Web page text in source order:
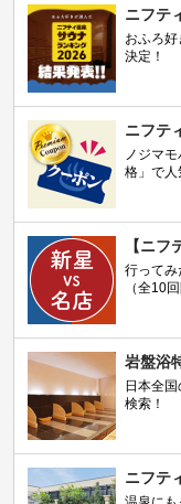
ニフテ
おふろ
決定！
ニフテ
ノジマ
格」で人
【ニフ
行ってみ
（全10
岩盤浴
日本全
検索！
ニフテ